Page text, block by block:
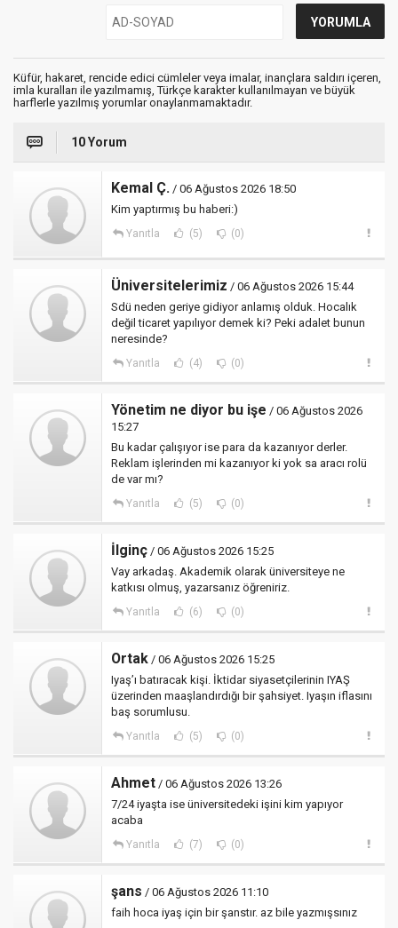
Küfür, hakaret, rencide edici cümleler veya imalar, inançlara saldırı içeren,
imla kuralları ile yazılmamış, Türkçe karakter kullanılmayan ve büyük
harflerle yazılmış yorumlar onaylanmamaktadır.
10 Yorum
Kemal Ç. / 06 Ağustos 2026 18:50
Kim yaptırmış bu haberi:)
Yanıtla (5) (0)
Üniversitelerimiz / 06 Ağustos 2026 15:44
Sdü neden geriye gidiyor anlamış olduk. Hocalık
değil ticaret yapılıyor demek ki? Peki adalet bunun
neresinde?
Yanıtla (4) (0)
Yönetim ne diyor bu işe / 06 Ağustos 2026
15:27
Bu kadar çalışıyor ise para da kazanıyor derler.
Reklam işlerinden mi kazanıyor ki yok sa aracı rolü
de var mı?
Yanıtla (5) (0)
İlginç / 06 Ağustos 2026 15:25
Vay arkadaş. Akademik olarak üniversiteye ne
katkısı olmuş, yazarsanız öğreniriz.
Yanıtla (6) (0)
Ortak / 06 Ağustos 2026 15:25
Iyaş’ı batıracak kişi. İktidar siyasetçilerinin IYAŞ
üzerinden maaşlandırdığı bir şahsiyet. Iyaşın iflasını
baş sorumlusu.
Yanıtla (5) (0)
Ahmet / 06 Ağustos 2026 13:26
7/24 iyaşta ise üniversitedeki işini kim yapıyor
acaba
Yanıtla (7) (0)
şans / 06 Ağustos 2026 11:10
faih hoca iyaş için bir şanstır. az bile yazmışsınız